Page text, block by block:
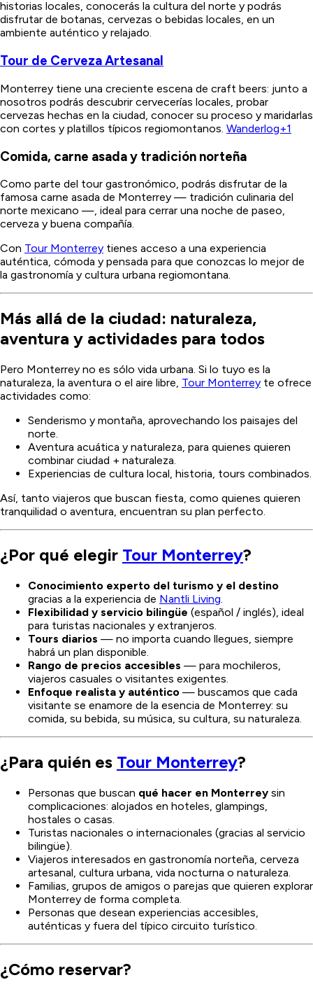
historias locales, conocerás la cultura del norte y podrás
disfrutar de botanas, cervezas o bebidas locales, en un
ambiente auténtico y relajado.
Tour de Cerveza Artesanal
Monterrey tiene una creciente escena de craft beers: junto a
nosotros podrás descubrir cervecerías locales, probar
cervezas hechas en la ciudad, conocer su proceso y maridarlas
con cortes y platillos típicos regiomontanos. Wanderlog+1
Comida, carne asada y tradición norteña
Como parte del tour gastronómico, podrás disfrutar de la
famosa carne asada de Monterrey — tradición culinaria del
norte mexicano —, ideal para cerrar una noche de paseo,
cerveza y buena compañía.
Con Tour Monterrey tienes acceso a una experiencia
auténtica, cómoda y pensada para que conozcas lo mejor de
la gastronomía y cultura urbana regiomontana.
Más allá de la ciudad: naturaleza,
aventura y actividades para todos
Pero Monterrey no es sólo vida urbana. Si lo tuyo es la
naturaleza, la aventura o el aire libre, Tour Monterrey te ofrece
actividades como:
Senderismo y montaña, aprovechando los paisajes del
norte.
Aventura acuática y naturaleza, para quienes quieren
combinar ciudad + naturaleza.
Experiencias de cultura local, historia, tours combinados.
Así, tanto viajeros que buscan fiesta, como quienes quieren
tranquilidad o aventura, encuentran su plan perfecto.
¿Por qué elegir Tour Monterrey?
Conocimiento experto del turismo y el destino
gracias a la experiencia de Nantli Living.
Flexibilidad y servicio bilingüe (español / inglés), ideal
para turistas nacionales y extranjeros.
Tours diarios — no importa cuando llegues, siempre
habrá un plan disponible.
Rango de precios accesibles — para mochileros,
viajeros casuales o visitantes exigentes.
Enfoque realista y auténtico — buscamos que cada
visitante se enamore de la esencia de Monterrey: su
comida, su bebida, su música, su cultura, su naturaleza.
¿Para quién es Tour Monterrey?
Personas que buscan qué hacer en Monterrey sin
complicaciones: alojados en hoteles, glampings,
hostales o casas.
Turistas nacionales o internacionales (gracias al servicio
bilingüe).
Viajeros interesados en gastronomía norteña, cerveza
artesanal, cultura urbana, vida nocturna o naturaleza.
Familias, grupos de amigos o parejas que quieren explorar
Monterrey de forma completa.
Personas que desean experiencias accesibles,
auténticas y fuera del típico circuito turístico.
¿Cómo reservar?